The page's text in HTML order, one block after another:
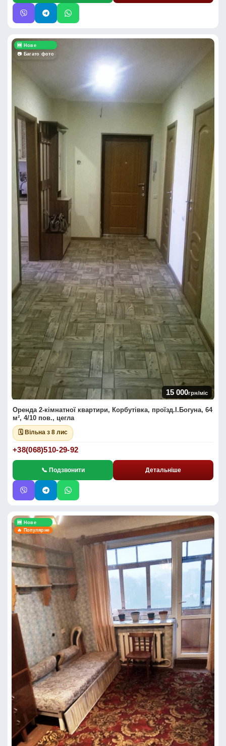
🆕 Нове
📷 Багато фото
15 000грн/міс
Оренда 2-кімнатної квартири, Корбутівка, проїзд.І.Богуна, 64
м², 4/10 пов., цегла
🗓 Вільна з 8 лис
+38(068)510-29-92
📞 Подзвонити Детальніше
🆕 Нове
🔥 Популярне